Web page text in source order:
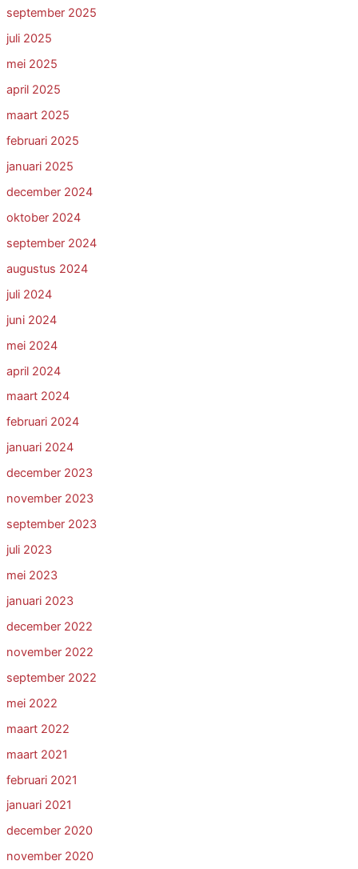
september 2025
juli 2025
mei 2025
april 2025
maart 2025
februari 2025
januari 2025
december 2024
oktober 2024
september 2024
augustus 2024
juli 2024
juni 2024
mei 2024
april 2024
maart 2024
februari 2024
januari 2024
december 2023
november 2023
september 2023
juli 2023
mei 2023
januari 2023
december 2022
november 2022
september 2022
mei 2022
maart 2022
maart 2021
februari 2021
januari 2021
december 2020
november 2020